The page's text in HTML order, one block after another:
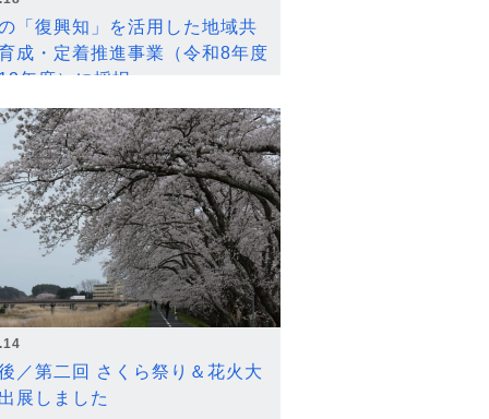
「復興知」を活用した地域共
成・定着推進事業（令和8年度
年度）に採択
／第二回 さくら祭り＆花火大
展しました